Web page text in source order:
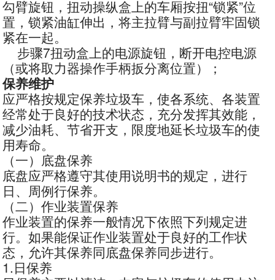
勾臂旋钮，扭动操纵盒上的车厢按扭“锁紧”位
置，锁紧油缸伸出，将主拉臂与副拉臂牢固锁
紧在一起。
步骤7扭动盒上的电源旋钮，断开电控电源
（或将取力器操作手柄扳分离位置）；
保养维护
应严格按规定保养垃圾车，使各系统、各装置
经常处于良好的技术状态，充分发挥其效能，
减少油耗、节省开支，限度地延长垃圾车的使
用寿命。
（一）底盘保养
底盘应严格遵守其使用说明书的规定，进行
日、周例行保养。
（二）作业装置保养
作业装置的保养一般情况下依照下列规定进
行。如果能保证作业装置处于良好的工作状
态，允许其保养同底盘保养同步进行。
1.日保养